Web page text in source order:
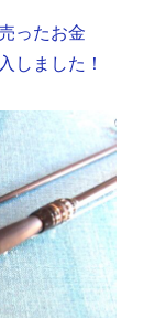
ったお金
しました！